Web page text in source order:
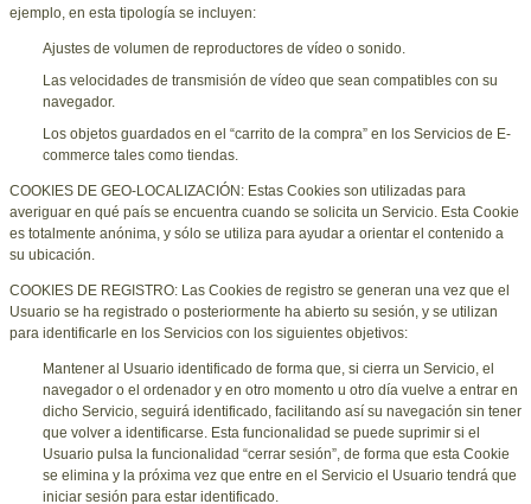
ejemplo, en esta tipología se incluyen:
Ajustes de volumen de reproductores de vídeo o sonido.
Las velocidades de transmisión de vídeo que sean compatibles con su
navegador.
Los objetos guardados en el “carrito de la compra” en los Servicios de E-
commerce tales como tiendas.
COOKIES DE GEO-LOCALIZACIÓN: Estas Cookies son utilizadas para
averiguar en qué país se encuentra cuando se solicita un Servicio. Esta Cookie
es totalmente anónima, y sólo se utiliza para ayudar a orientar el contenido a
su ubicación.
COOKIES DE REGISTRO: Las Cookies de registro se generan una vez que el
Usuario se ha registrado o posteriormente ha abierto su sesión, y se utilizan
para identificarle en los Servicios con los siguientes objetivos:
Mantener al Usuario identificado de forma que, si cierra un Servicio, el
navegador o el ordenador y en otro momento u otro día vuelve a entrar en
dicho Servicio, seguirá identificado, facilitando así su navegación sin tener
que volver a identificarse. Esta funcionalidad se puede suprimir si el
Usuario pulsa la funcionalidad “cerrar sesión”, de forma que esta Cookie
se elimina y la próxima vez que entre en el Servicio el Usuario tendrá que
iniciar sesión para estar identificado.